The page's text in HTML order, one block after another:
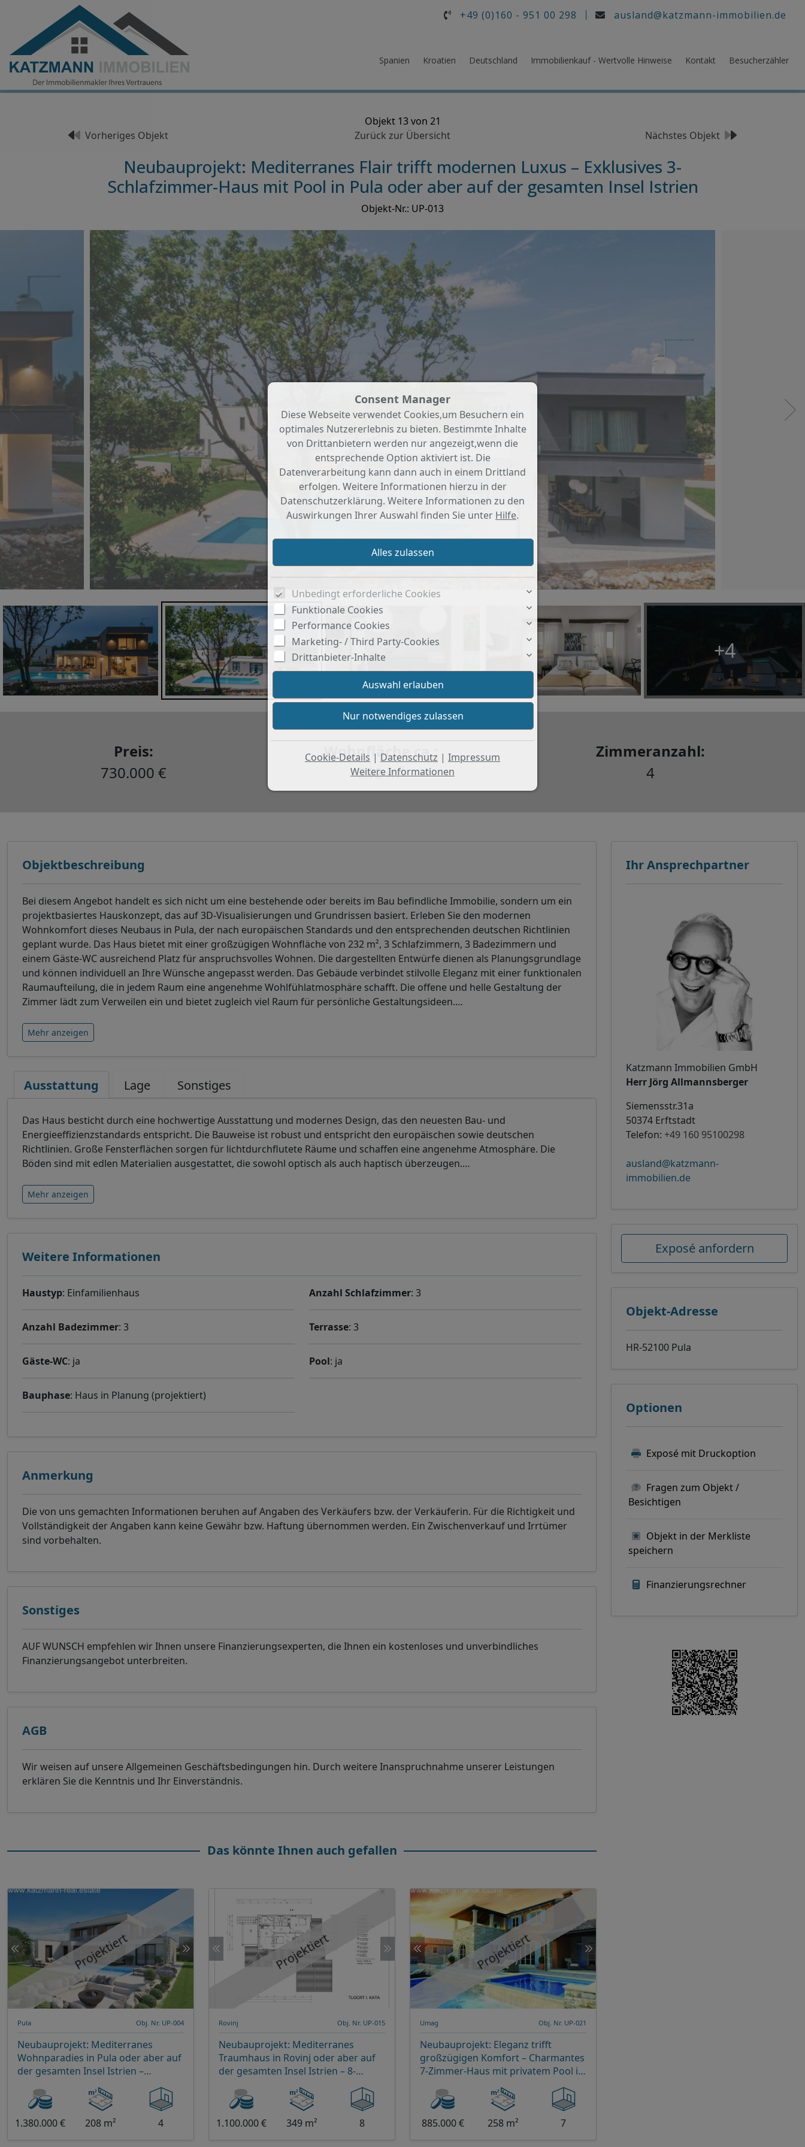
+49 (0)160 - 951 00 298 ausland@katzmann-immobilien.de
Spanien Kroatien Deutschland Immobilienkauf - Wertvolle Hinweise Kontakt Besucherzähler
Objekt 13 von 21
Nächstes Objekt
Vorheriges Objekt Zurück zur Übersicht
Neubauprojekt: Mediterranes Flair trifft modernen Luxus – Exklusives 3-
Schlafzimmer-Haus mit Pool in Pula oder aber auf der gesamten Insel Istrien
Objekt-Nr.: UP-013
+4
Preis:
730.000 €
Wohnfläche ca.:
232 m²
Zimmeranzahl:
4
Objektbeschreibung
Bei diesem Angebot handelt es sich nicht um eine bestehende oder bereits im Bau befindliche Immobilie, sondern um ein
projektbasiertes Hauskonzept, das auf 3D-Visualisierungen und Grundrissen basiert. Erleben Sie den modernen
Wohnkomfort dieses Neubaus in Pula, der nach europäischen Standards und den entsprechenden deutschen Richtlinien
geplant wurde. Das Haus bietet mit einer großzügigen Wohnfläche von 232 m², 3 Schlafzimmern, 3 Badezimmern und
einem Gäste-WC ausreichend Platz für anspruchsvolles Wohnen. Die dargestellten Entwürfe dienen als Planungsgrundlage
und können individuell an Ihre Wünsche angepasst werden. Das Gebäude verbindet stilvolle Eleganz mit einer funktionalen
Raumaufteilung, die in jedem Raum eine angenehme Wohlfühlatmosphäre schafft. Die offene und helle Gestaltung der
Zimmer lädt zum Verweilen ein und bietet zugleich viel Raum für persönliche Gestaltungsideen.…
Mehr anzeigen
Ausstattung Lage Sonstiges
Das Haus besticht durch eine hochwertige Ausstattung und modernes Design, das den neuesten Bau- und
Energieeffizienzstandards entspricht. Die Bauweise ist robust und entspricht den europäischen sowie deutschen
Richtlinien. Große Fensterflächen sorgen für lichtdurchflutete Räume und schaffen eine angenehme Atmosphäre. Die
Böden sind mit edlen Materialien ausgestattet, die sowohl optisch als auch haptisch überzeugen.…
Mehr anzeigen
Weitere Informationen
Haustyp: Einfamilienhaus Anzahl Schlafzimmer: 3
Anzahl Badezimmer: 3 Terrasse: 3
Gäste-WC: ja Pool: ja
Bauphase: Haus in Planung (projektiert)
Anmerkung
Die von uns gemachten Informationen beruhen auf Angaben des Verkäufers bzw. der Verkäuferin. Für die Richtigkeit und
Vollständigkeit der Angaben kann keine Gewähr bzw. Haftung übernommen werden. Ein Zwischenverkauf und Irrtümer
sind vorbehalten.
Sonstiges
AUF WUNSCH empfehlen wir Ihnen unsere Finanzierungsexperten, die Ihnen ein kostenloses und unverbindliches
Finanzierungsangebot unterbreiten.
AGB
Wir weisen auf unsere Allgemeinen Geschäftsbedingungen hin. Durch weitere Inanspruchnahme unserer Leistungen
erklären Sie die Kenntnis und Ihr Einverständnis.
Das könnte Ihnen auch gefallen
Projektiert
Pula Obj. Nr. UP-004
Neubauprojekt: Mediterranes
Wohnparadies in Pula oder aber auf
der gesamten Insel Istrien –
Charmantes 4-Zimmer-Haus mit
eigenem Pool
1.380.000 €
208 m² 4
Projektiert
Rovinj Obj. Nr. UP-015
Neubauprojekt: Mediterranes
Traumhaus in Rovinj oder aber auf
der gesamten Insel Istrien – 8-
Zimmer-Domizil mit Luxus-Pool und
elegantem Wohnambiente
1.100.000 €
349 m² 8
Projektiert
Umag Obj. Nr. UP-021
Neubauprojekt: Eleganz trifft
großzügigen Komfort – Charmantes
7-Zimmer-Haus mit privatem Pool in
Umag oder auf der gesamten Insel
Istrien
885.000 €
258 m² 7
Ihr Ansprechpartner
Katzmann Immobilien GmbH
Herr Jörg Allmannsberger
Siemensstr.31a
50374 Erftstadt
Telefon: +49 160 95100298
ausland@katzmann-
immobilien.de
Exposé anfordern
Objekt-Adresse
HR-52100 Pula
Optionen
Exposé mit Druckoption
Fragen zum Objekt /
Besichtigen
Objekt in der Merkliste
speichern
Finanzierungsrechner
Consent Manager
Diese Webseite verwendet Cookies,um Besuchern ein
optimales Nutzererlebnis zu bieten. Bestimmte Inhalte
von Drittanbietern werden nur angezeigt,wenn die
entsprechende Option aktiviert ist. Die
Datenverarbeitung kann dann auch in einem Drittland
erfolgen. Weitere Informationen hierzu in der
Datenschutzerklärung. Weitere Informationen zu den
Auswirkungen Ihrer Auswahl finden Sie unter Hilfe.
Unbedingt erforderliche Cookies
Funktionale Cookies
Performance Cookies
Marketing- / Third Party-Cookies
Drittanbieter-Inhalte
Cookie-Details | Datenschutz | Impressum
Weitere Informationen
Consent Manager
HILFE
Um fortfahren zu können,müssen Sie eine
Auswahl treffen. Nachfolgend erhalten Sie
Erläuterung der verschiedenen Optionen und
Bedeutung.
Alles zulassen:
Jedes Cookie wie z.B. Tracking- und Analytische-
sowie Drittanbieter-Inhalte.
Auswahl erlauben:
Arten zugelassen die Sie in den Checkboxen
Nur notwendiges zulassen:
Es werden nur die technisch notwendigen
zugelassen und keine Drittanbieter-Inhalte.
zurück